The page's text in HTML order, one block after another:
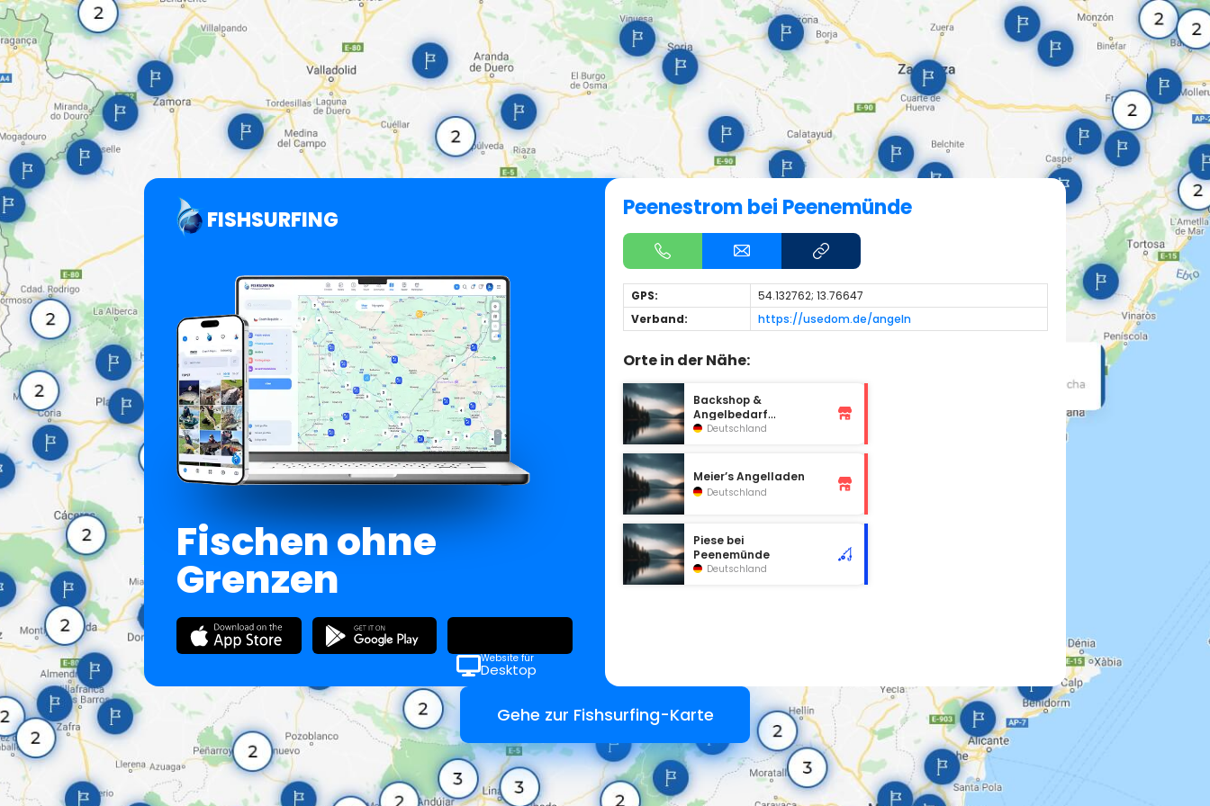
FISHSURFING
Fischen ohne
Grenzen
Website für
Desktop
Peenestrom bei Peenemünde
GPS:
54.132762; 13.76647
Verband:
https://usedom.de/angeln
Orte in der Nähe:
Backshop &
Angelbedarf
Peenemünde
Deutschland
Meier’s Angelladen
Deutschland
Piese bei
Peenemünde
Deutschland
Gehe zur Fishsurfing-Karte